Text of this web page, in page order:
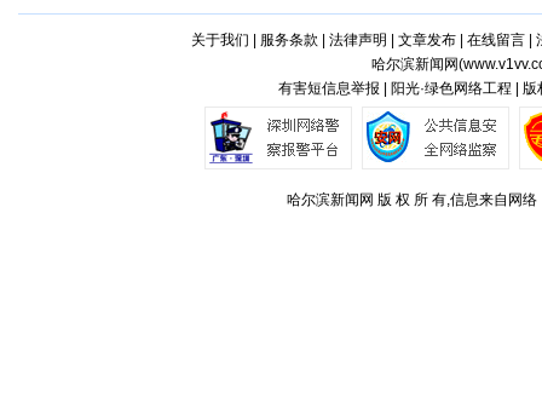
关于我们 服务条款 法律声明 文章发布| 在线留言|
哈尔滨新闻网(
有害短信息举报 | 阳光·绿色网络工程 |
哈尔滨新闻网 版 权 所 有,信息来自网